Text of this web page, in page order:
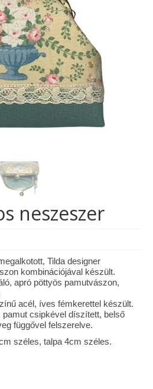
is találkozhattál…
neszeszer
Tilda designer
kombinációjával készült.
apró pöttyös pamutvászon,
acél, íves fémkerettel készült.
csipkével díszített, belső
függővel felszerelve.
széles, talpa 4cm széles.